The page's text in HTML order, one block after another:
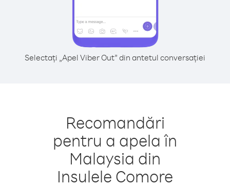
Selectați „Apel Viber Out” din antetul conversației
Recomandări
pentru a apela în
Malaysia din
Insulele Comore